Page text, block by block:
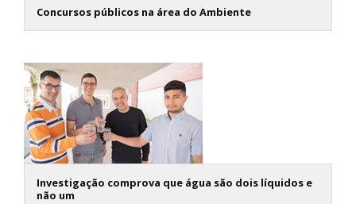
Concursos públicos na área do Ambiente
Investigação comprova que água são dois líquidos e
não um